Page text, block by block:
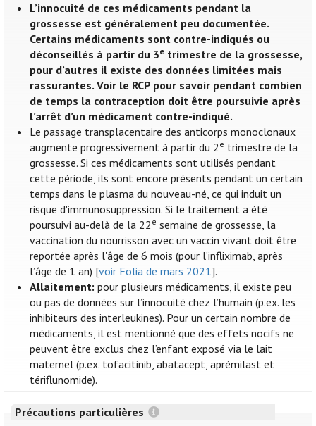
L’innocuité de ces médicaments pendant la
grossesse est généralement peu documentée.
Certains médicaments sont contre-indiqués ou
déconseillés à partir du 3e trimestre de la grossesse,
pour d’autres il existe des données limitées mais
rassurantes. Voir le RCP pour savoir pendant combien
de temps la contraception doit être poursuivie après
l’arrêt d’un médicament contre-indiqué.
Le passage transplacentaire des anticorps monoclonaux
augmente progressivement à partir du 2 e trimestre de la
grossesse. Si ces médicaments sont utilisés pendant
cette période, ils sont encore présents pendant un certain
temps dans le plasma du nouveau-né, ce qui induit un
risque d'immunosuppression. Si le traitement a été
poursuivi au-delà de la 22 e semaine de grossesse, la
vaccination du nourrisson avec un vaccin vivant doit être
reportée après l'âge de 6 mois (pour l’infliximab, après
l’âge de 1 an) [voir Folia de mars 2021].
Allaitement: pour plusieurs médicaments, il existe peu
ou pas de données sur l’innocuité chez l’humain (p.ex. les
inhibiteurs des interleukines). Pour un certain nombre de
médicaments, il est mentionné que des effets nocifs ne
peuvent être exclus chez l’enfant exposé via le lait
maternel (p.ex. tofacitinib, abatacept, aprémilast et
tériflunomide).
Précautions particulières